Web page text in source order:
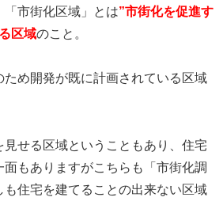
市街化区域」とは”市街化を促進す
区域のこと。
め開発が既に計画されている区域
見せる区域ということもあり、住宅
もありますがこちらも「市街化調
住宅を建てることの出来ない区域